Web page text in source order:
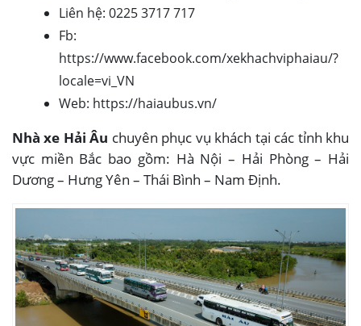
Liên hệ: 0225 3717 717
Fb:
https://www.facebook.com/xekhachviphaiau/?
locale=vi_VN
Web: https://haiaubus.vn/
Nhà xe Hải Âu chuyên phục vụ khách tại các tỉnh khu
vực miền Bắc bao gồm: Hà Nội – Hải Phòng – Hải
Dương – Hưng Yên – Thái Bình – Nam Định.